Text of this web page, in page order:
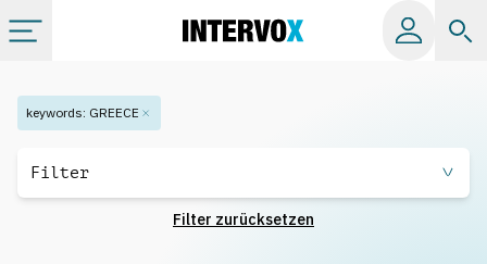
Kategorien
keywords: GREECE
Filter
Filter zurücksetzen